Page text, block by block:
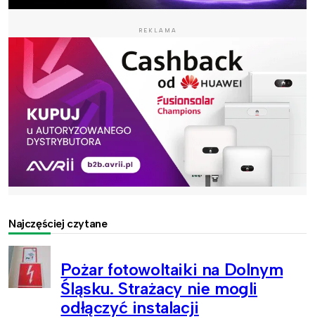
REKLAMA
Najczęściej czytane
Pożar fotowoltaiki na Dolnym
Śląsku. Strażacy nie mogli
odłączyć instalacji